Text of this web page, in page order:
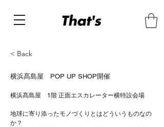
< Back
横浜髙島屋 POP UP SHOP開催
横浜髙島屋　1階 正面エスカレーター横特設会場
地球に寄り添ったモノづくりとはどういうものなの
か？